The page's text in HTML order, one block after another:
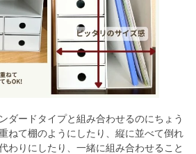
ダードタイプと組み合わせるのにちょう
ねて棚のようにしたり、縦に並べて倒れ
わりにしたり、一緒に組み合わせること